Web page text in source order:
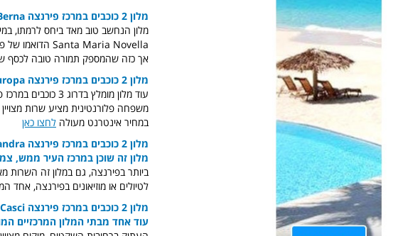
מלון 2 כוכבים במרכז פירנצה
מלון הנחשב טוב מאד ביחס לרמתו,
אך כזה שהמספק תמורה טובה לכסף
מלון 2 כוכבים במרכז פירנצה
משפחה פלורנטינית מציע שרות מצויין
במחיר אינטרנט מעולה לחצו כאן
מלון 2 כוכבים במרכז פירנצה
מלון זה שוכן במרכז העיר ממש,
ביותר בפירנצה, גם במלון זה השרות
לטיולים או מוזיאונים בפירנצה,
מלון 2 כוכבים במרכז פירנצה
עוד אחד מבתי המלון המרכזיים המומלצים